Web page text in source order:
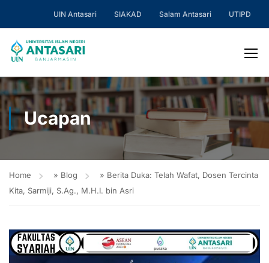
UIN Antasari SIAKAD Salam Antasari UTIPD
Ucapan
Home » Blog » Berita Duka: Telah Wafat, Dosen Tercinta
Kita, Sarmiji, S.Ag., M.H.I. bin Asri